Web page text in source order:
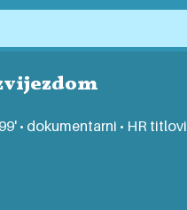
99' • dokumentarni • HR titlovi